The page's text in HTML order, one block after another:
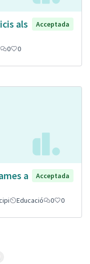
als
Acceptada
0 0
a
Acceptada
Educació 0 0